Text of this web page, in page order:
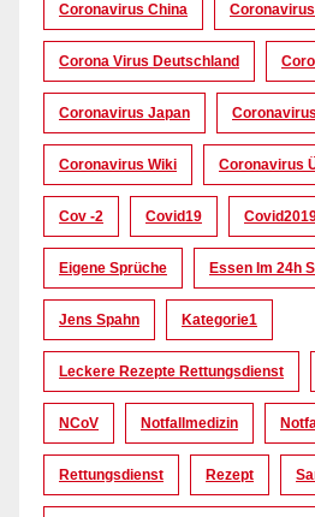
Coronavirus China
Corona Virus Deutschland
Coronavirus Japan
Coronavirus Wiki Coronavirus
Cov -2 Covid19
Eigene Sprüche Essen Im 24h
Jens Spahn Kategorie1
Leckere Rezepte Rettungsdienst
NCoV Notfallmedizin
Rettungsdienst Rezept